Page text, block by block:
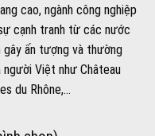
cao, ngành công nghiệp
cạnh tranh từ các nước
gây ấn tượng và thường
Việt như Château
du Rhône,…